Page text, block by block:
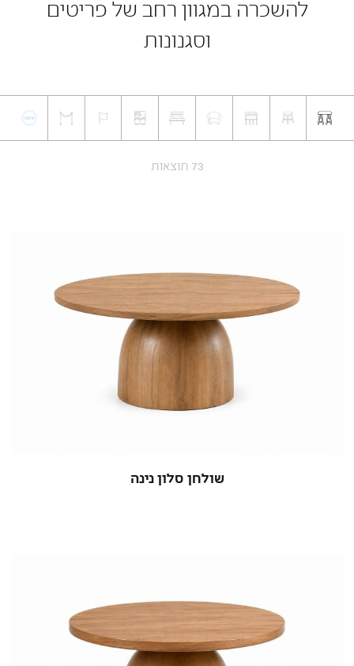
להשכרה במגוון רחב של פריטים
וסגנונות
73 תוצאות
שולחן סלון נינה